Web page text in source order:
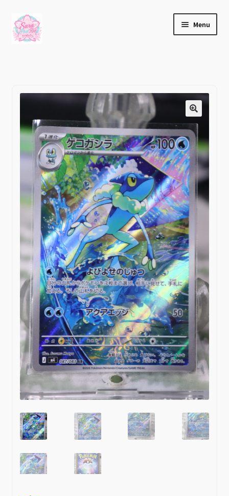
Skip
to
navigation
Skip
to
content
Menu
บัญชีของฉัน
เช็คเอาท์
child
วิธีแจ้งชำระเงิน
Home
เกโคกาชิระ (ゲコガシラ) Frogadie
(AR)